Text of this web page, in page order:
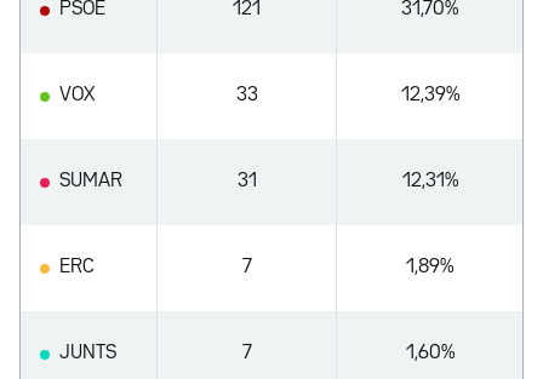
PSOE 121 31,70%
VOX 33 12,39%
SUMAR 31 12,31%
ERC 7 1,89%
JUNTS 7 1,60%